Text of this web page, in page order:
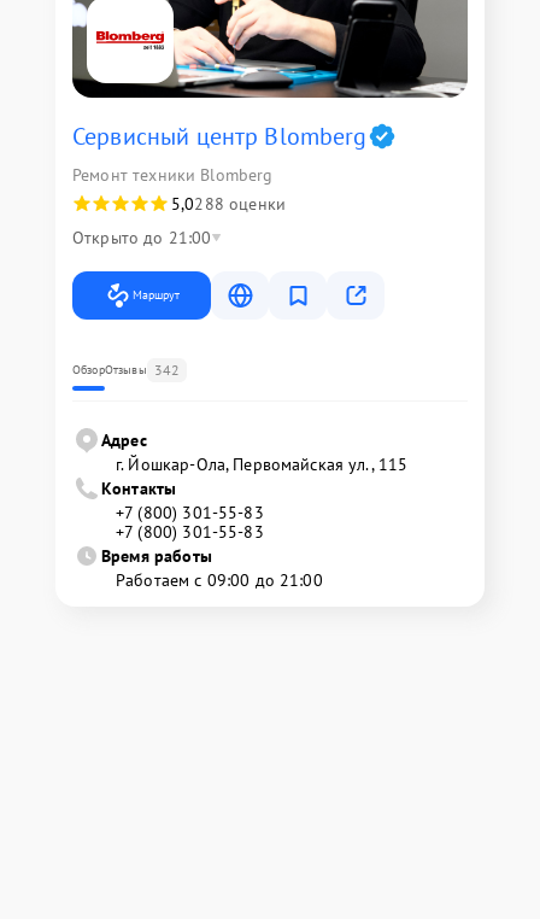
Сервисный центр Blomberg
Ремонт техники Blomberg
5,0288 оценки
Открыто до 21:00
Маршрут
ОбзорОтзывы 342
Адрес
г. Йошкар-Ола, Первомайская ул., 115
Контакты
+7 (800) 301-55-83
+7 (800) 301-55-83
Время работы
Работаем с 09:00 до 21:00